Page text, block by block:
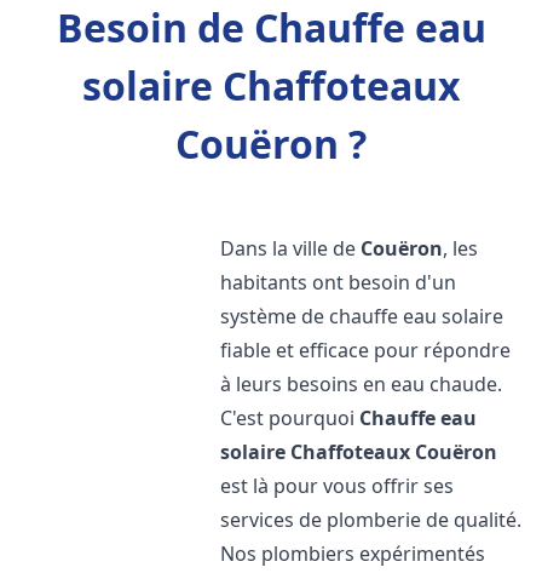
Besoin de Chauffe eau
solaire Chaffoteaux
Couëron ?
Dans la ville de Couëron, les
habitants ont besoin d'un
système de chauffe eau solaire
fiable et efficace pour répondre
à leurs besoins en eau chaude.
C'est pourquoi Chauffe eau
solaire Chaffoteaux Couëron
est là pour vous offrir ses
services de plomberie de qualité.
Nos plombiers expérimentés